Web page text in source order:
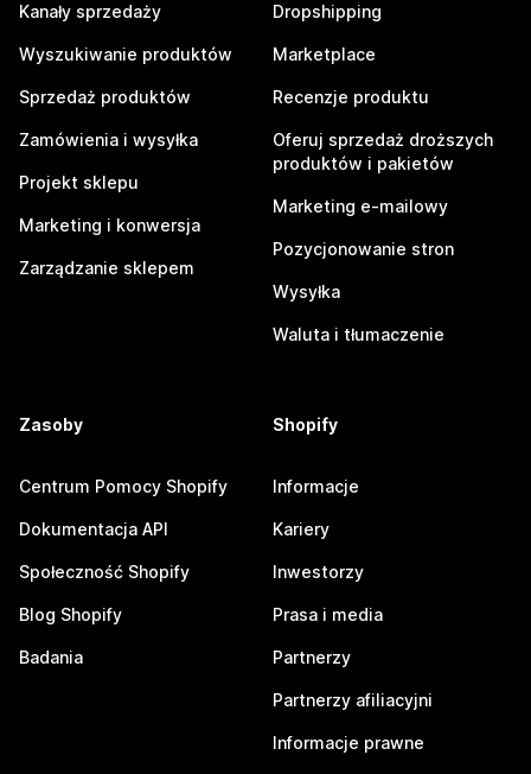
Kanały sprzedaży
Wyszukiwanie produktów
Sprzedaż produktów
Zamówienia i wysyłka
Projekt sklepu
Marketing i konwersja
Zarządzanie sklepem
Dropshipping
Marketplace
Recenzje produktu
Oferuj sprzedaż droższych
produktów i pakietów
Marketing e-mailowy
Pozycjonowanie stron
Wysyłka
Waluta i tłumaczenie
Zasoby
Centrum Pomocy Shopify
Dokumentacja API
Społeczność Shopify
Blog Shopify
Badania
Shopify
Informacje
Kariery
Inwestorzy
Prasa i media
Partnerzy
Partnerzy afiliacyjni
Informacje prawne